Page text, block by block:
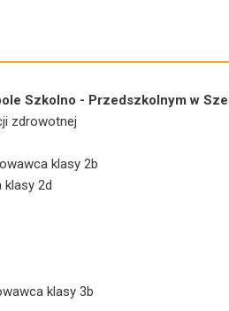
Szkolno - Przedszkolnym w
zdrowotnej
klasy 2b
2d
klasy 3b